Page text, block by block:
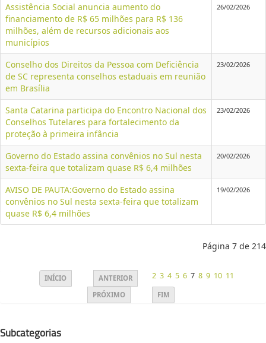
Assistência Social anuncia aumento do
financiamento de R$ 65 milhões para R$ 136
milhões, além de recursos adicionais aos
municípios
26/02/2026
Conselho dos Direitos da Pessoa com Deficiência
de SC representa conselhos estaduais em reunião
em Brasília
23/02/2026
Santa Catarina participa do Encontro Nacional dos
Conselhos Tutelares para fortalecimento da
proteção à primeira infância
23/02/2026
Governo do Estado assina convênios no Sul nesta
sexta-feira que totalizam quase R$ 6,4 milhões
20/02/2026
AVISO DE PAUTA:Governo do Estado assina
convênios no Sul nesta sexta-feira que totalizam
quase R$ 6,4 milhões
19/02/2026
Página 7 de 214
INÍCIO ANTERIOR 2 3 4 5 6 7 8 9 10 11
PRÓXIMO FIM
Subcategorias